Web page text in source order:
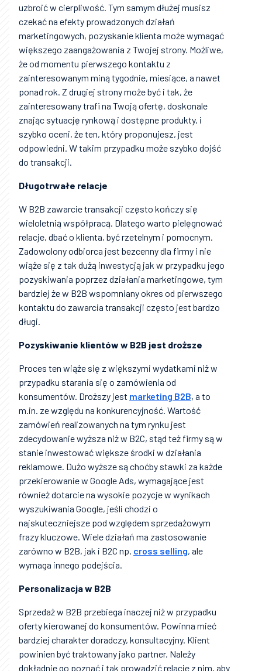
uzbroić w cierpliwość. Tym samym dłużej musisz
czekać na efekty prowadzonych działań
marketingowych, pozyskanie klienta może wymagać
większego zaangażowania z Twojej strony. Możliwe,
że od momentu pierwszego kontaktu z
zainteresowanym miną tygodnie, miesiące, a nawet
ponad rok. Z drugiej strony może być i tak, że
zainteresowany trafi na Twoją ofertę, doskonale
znając sytuację rynkową i dostępne produkty, i
szybko oceni, że ten, który proponujesz, jest
odpowiedni. W takim przypadku może szybko dojść
do transakcji.
Długotrwałe relacje
W B2B zawarcie transakcji często kończy się
wieloletnią współpracą. Dlatego warto pielęgnować
relacje, dbać o klienta, być rzetelnym i pomocnym.
Zadowolony odbiorca jest bezcenny dla firmy i nie
wiąże się z tak dużą inwestycją jak w przypadku jego
pozyskiwania poprzez działania marketingowe, tym
bardziej że w B2B wspomniany okres od pierwszego
kontaktu do zawarcia transakcji często jest bardzo
długi.
Pozyskiwanie klientów w B2B jest droższe
Proces ten wiąże się z większymi wydatkami niż w
przypadku starania się o zamówienia od
konsumentów. Droższy jest marketing B2B, a to
m.in. ze względu na konkurencyjność. Wartość
zamówień realizowanych na tym rynku jest
zdecydowanie wyższa niż w B2C, stąd też firmy są w
stanie inwestować większe środki w działania
reklamowe. Dużo wyższe są choćby stawki za każde
przekierowanie w Google Ads, wymagające jest
również dotarcie na wysokie pozycje w wynikach
wyszukiwania Google, jeśli chodzi o
najskuteczniejsze pod względem sprzedażowym
frazy kluczowe. Wiele działań ma zastosowanie
zarówno w B2B, jak i B2C np. cross selling, ale
wymaga innego podejścia.
Personalizacja w B2B
Sprzedaż w B2B przebiega inaczej niż w przypadku
oferty kierowanej do konsumentów. Powinna mieć
bardziej charakter doradczy, konsultacyjny. Klient
powinien być traktowany jako partner. Należy
dokładnie go poznać i tak prowadzić relacje z nim, aby